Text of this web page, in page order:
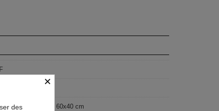
cm, 90x60 cm, 60x40 cm
×
des